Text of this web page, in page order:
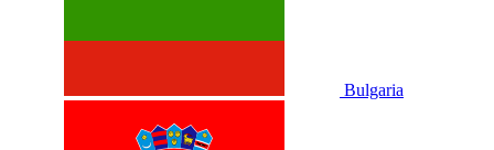
Bulgaria